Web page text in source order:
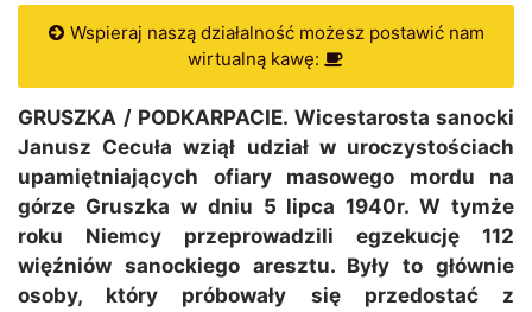
Wspieraj naszą działalność możesz postawić nam
wirtualną kawę:
GRUSZKA / PODKARPACIE. Wicestarosta sanocki
Janusz Cecuła wziął udział w uroczystościach
upamiętniających ofiary masowego mordu na
górze Gruszka w dniu 5 lipca 1940r. W tymże
roku Niemcy przeprowadzili egzekucję 112
więźniów sanockiego aresztu. Były to głównie
osoby, który próbowały się przedostać z